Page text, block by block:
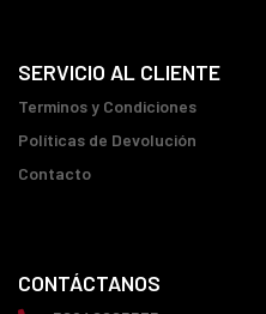
SERVICIO AL CLIENTE
Terminos y Condiciones
Políticas de Devolución
Contacto
CONTÁCTANOS